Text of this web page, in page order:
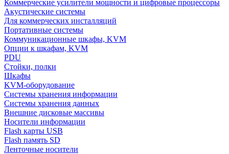
Коммерческие усилители мощности и цифровые процессоры
Акустические системы
Для коммерческих инсталляций
Портативные системы
Коммуникационные шкафы, KVM
Опции к шкафам, KVM
PDU
Стойки, полки
Шкафы
KVM-оборудование
Системы хранения информации
Системы хранения данных
Внешние дисковые массивы
Носители информации
Flash карты USB
Flash память SD
Ленточные носители